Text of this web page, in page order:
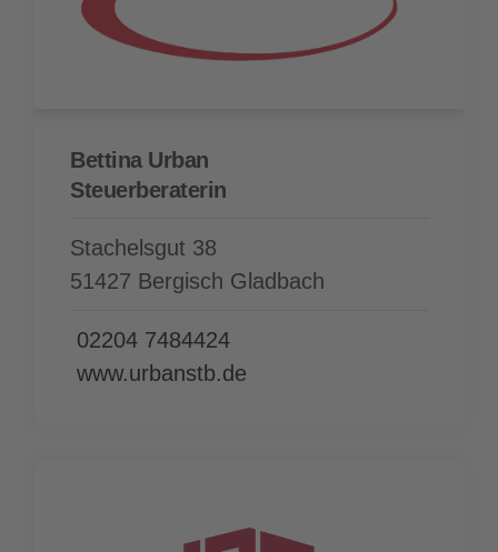
Bettina Urban
Steuer­beraterin
Stachelsgut 38
51427 Bergisch Gladbach
02204 7484424
www.urbanstb.de